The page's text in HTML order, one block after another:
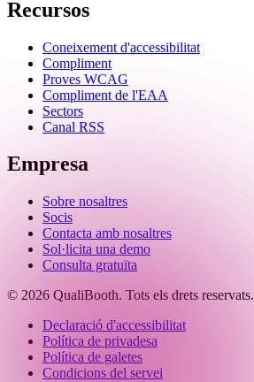
Recursos
Coneixement d'accessibilitat
Compliment
Proves WCAG
Compliment de l'EAA
Sectors
Canal RSS
Empresa
Sobre nosaltres
Socis
Contacta amb nosaltres
Sol·licita una demo
Consulta gratuïta
© 2026 QualiBooth. Tots els drets reservats.
Declaració d'accessibilitat
Política de privadesa
Política de galetes
Condicions del servei